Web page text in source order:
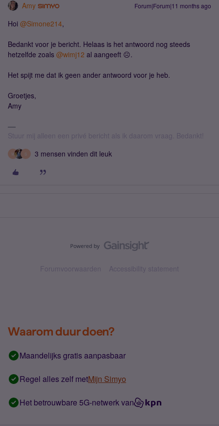
Amy Forum|Forum|11 months ago
Hoi ​ @Simone214,
Bedankt voor je bericht. Helaas is het antwoord nog steeds
hetzelfde zoals ​ @wimj12 al aangeeft ☹️.
Het spijt me dat ik geen ander antwoord voor je heb.
Groetjes,
Amy
Stuur mij alleen een privé bericht als ik daarom vraag. Bedankt!
W S 3 mensen vinden dit leuk
Forumvoorwaarden Accessibility statement
Waarom duur doen?
Maandelijks gratis aanpasbaar
Regel alles zelf metMijn Simyo
Het betrouwbare 5G-netwerk van